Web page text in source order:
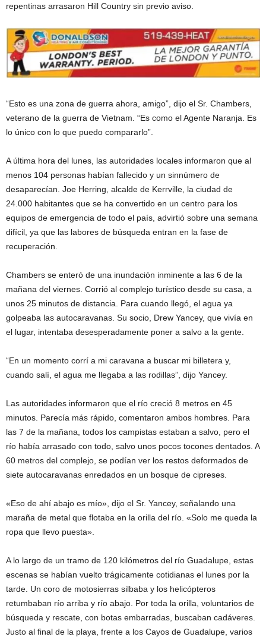
repentinas arrasaron Hill Country sin previo aviso.
“Esto es una zona de guerra ahora, amigo”, dijo el Sr. Chambers,
veterano de la guerra de Vietnam. “Es como el Agente Naranja. Es
lo único con lo que puedo compararlo”.
A última hora del lunes, las autoridades locales informaron que al
menos 104 personas habían fallecido y un sinnúmero de
desaparecían. Joe Herring, alcalde de Kerrville, la ciudad de
24.000 habitantes que se ha convertido en un centro para los
equipos de emergencia de todo el país, advirtió sobre una semana
difícil, ya que las labores de búsqueda entran en la fase de
recuperación.
Chambers se enteró de una inundación inminente a las 6 de la
mañana del viernes. Corrió al complejo turístico desde su casa, a
unos 25 minutos de distancia. Para cuando llegó, el agua ya
golpeaba las autocaravanas. Su socio, Drew Yancey, que vivía en
el lugar, intentaba desesperadamente poner a salvo a la gente.
“En un momento corrí a mi caravana a buscar mi billetera y,
cuando salí, el agua me llegaba a las rodillas”, dijo Yancey.
Las autoridades informaron que el río creció 8 metros en 45
minutos. Parecía más rápido, comentaron ambos hombres. Para
las 7 de la mañana, todos los campistas estaban a salvo, pero el
río había arrasado con todo, salvo unos pocos tocones dentados. A
60 metros del complejo, se podían ver los restos deformados de
siete autocaravanas enredados en un bosque de cipreses.
«Eso de ahí abajo es mío», dijo el Sr. Yancey, señalando una
maraña de metal que flotaba en la orilla del río. «Solo me queda la
ropa que llevo puesta».
A lo largo de un tramo de 120 kilómetros del río Guadalupe, estas
escenas se habían vuelto trágicamente cotidianas el lunes por la
tarde. Un coro de motosierras silbaba y los helicópteros
retumbaban río arriba y río abajo. Por toda la orilla, voluntarios de
búsqueda y rescate, con botas embarradas, buscaban cadáveres.
Justo al final de la playa, frente a los Cayos de Guadalupe, varios